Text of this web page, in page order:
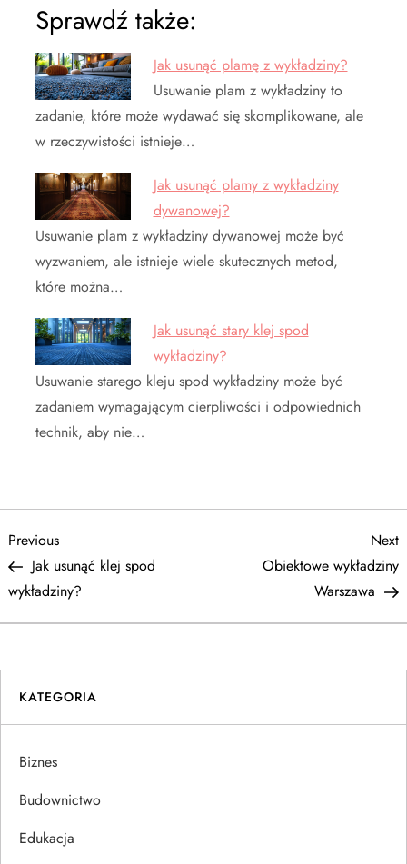
Sprawdź także:
Jak usunąć plamę z wykładziny?
Usuwanie plam z wykładziny to
zadanie, które może wydawać się skomplikowane, ale
w rzeczywistości istnieje…
Jak usunąć plamy z wykładziny
dywanowej?
Usuwanie plam z wykładziny dywanowej może być
wyzwaniem, ale istnieje wiele skutecznych metod,
które można…
Jak usunąć stary klej spod
wykładziny?
Usuwanie starego kleju spod wykładziny może być
zadaniem wymagającym cierpliwości i odpowiednich
technik, aby nie…
N
a
w
i
g
a
c
Previous
Post
Previous
Jak usunąć klej spod
wykładziny?
Next
Obiektowe wykładziny
Warszawa
KATEGORIA
Biznes
Budownictwo
Edukacja